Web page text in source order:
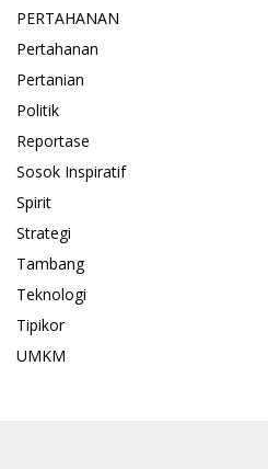
PERTAHANAN
Pertahanan
Pertanian
Politik
Reportase
Sosok Inspiratif
Spirit
Strategi
Tambang
Teknologi
Tipikor
UMKM